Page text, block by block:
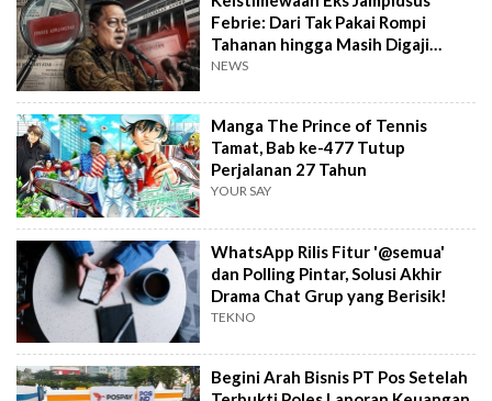
Febrie: Dari Tak Pakai Rompi
Tahanan hingga Masih Digaji
Negara
NEWS
Manga The Prince of Tennis
Tamat, Bab ke-477 Tutup
Perjalanan 27 Tahun
YOUR SAY
WhatsApp Rilis Fitur '@semua'
dan Polling Pintar, Solusi Akhir
Drama Chat Grup yang Berisik!
TEKNO
Begini Arah Bisnis PT Pos Setelah